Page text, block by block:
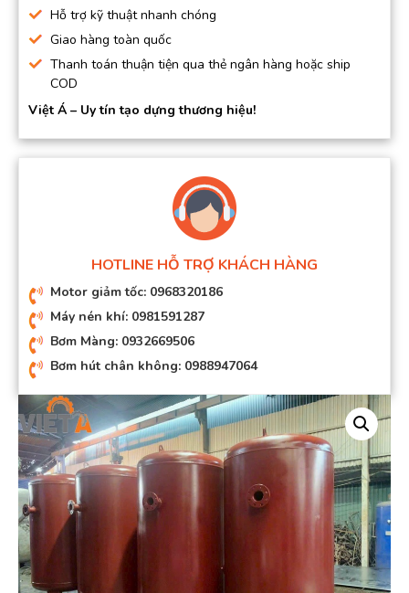
Hỗ trợ kỹ thuật nhanh chóng
Giao hàng toàn quốc
Thanh toán thuận tiện qua thẻ ngân hàng hoặc ship
COD
Việt Á – Uy tín tạo dựng thương hiệu!
HOTLINE HỖ TRỢ KHÁCH HÀNG
Motor giảm tốc: 0968320186
Máy nén khí: 0981591287
Bơm Màng: 0932669506
Bơm hút chân không: 0988947064